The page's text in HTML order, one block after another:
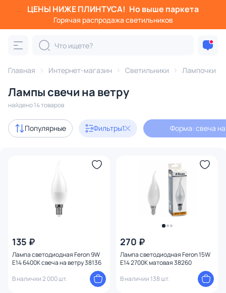
ЦЕНЫ НИЖЕ ПЛИНТУСА! Но выше паркета
Горячая распродажа светильников
Главная Интернет-магазин Светильники Лампочки
Лампы свечи на ветру
найдено 14 товаров
Популярные Фильтры1 Форма: свеча
135 ₽
Лампа светодиодная Feron 9W
E14 6400K свеча на ветру 38136
В наличии 2 000 шт.
270 ₽
Лампа светодиодная Feron 15W
E14 2700K матовая 38260
В наличии 138 шт.
Фильтры
Категория:
светодиодные галогеновые
В наличии 13
Ширина (мм)
Длина (мм)